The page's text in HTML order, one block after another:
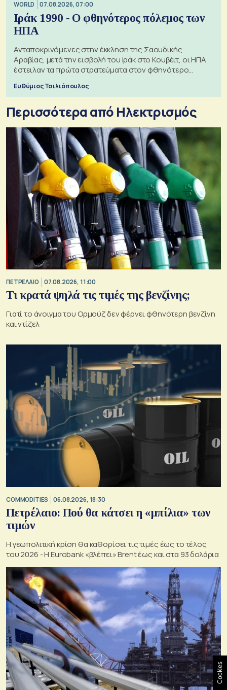
WORLD 07.08.2026, 07:00
Ιράκ 1990 - Ο φθηνότερος πόλεμος των
ΗΠΑ
Ανταποκρινόμενες στην έκκληση της Σαουδικής
Αραβίας, μετά την εισβολή του Ιράκ στο Κουβέιτ, οι ΗΠΑ
έστειλαν τα πρώτα στρατεύματα στον φθηνότερο
Ευθύμιος Τσιλιόπουλος
Περισσότερα από Ηλεκτρισμός
ΠΕΤΡΕΛΑΙΟ 07.08.2026, 11:00
Τι κρατά ψηλά τις τιμές της βενζίνης;
Γιατί το άνοιγμα του Ορμούζ δεν φέρνει φθηνότερη βενζίνη
και ντίζελ
COMMODITIES 06.08.2026, 18:30
Πετρέλαιο: Πού θα κάτσει η «μπίλια» των
τιμών
Η γεωπολιτική κρίση θα καθορίσει τις τιμές έως το τέλος
του 2026 - Η Eurobank «βλέπει» Brent έως και στα 93 δολάρια
Cookies